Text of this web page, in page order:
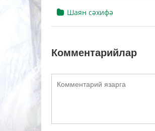
Шаян сәхифә
Комментарийлар